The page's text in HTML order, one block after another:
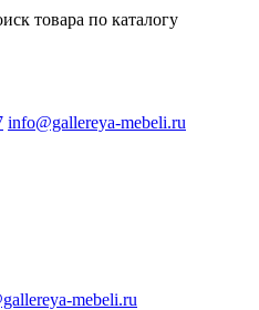
товара по каталогу
info@gallereya-mebeli.ru
mebeli.ru